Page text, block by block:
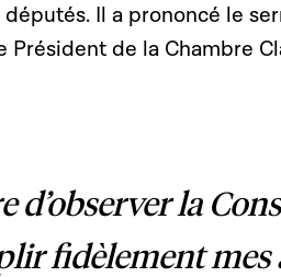
députés. Il a prononcé le
Président de la Chambre
d’observer la
fidèlement